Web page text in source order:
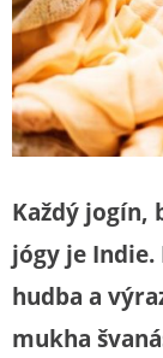
Každý jogín,
jógy je
hudba a
mukha